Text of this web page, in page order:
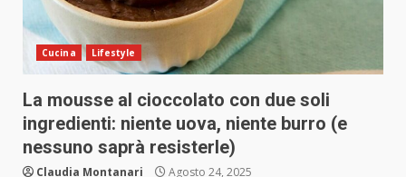
Cucina Lifestyle
La mousse al cioccolato con due soli
ingredienti: niente uova, niente burro (e
nessuno saprà resisterle)
Claudia Montanari Agosto 24, 2025